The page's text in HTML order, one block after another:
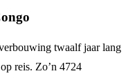
twaalf jaar lang
reis. Zo’n 4724